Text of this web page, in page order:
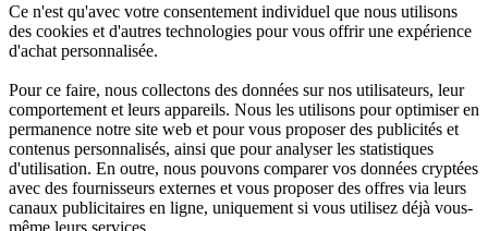
Ce n'est qu'avec votre consentement individuel que nous utilisons
des cookies et d'autres technologies pour vous offrir une expérience
d'achat personnalisée.
Pour ce faire, nous collectons des données sur nos utilisateurs, leur
comportement et leurs appareils. Nous les utilisons pour optimiser en
permanence notre site web et pour vous proposer des publicités et
contenus personnalisés, ainsi que pour analyser les statistiques
d'utilisation. En outre, nous pouvons comparer vos données cryptées
avec des fournisseurs externes et vous proposer des offres via leurs
canaux publicitaires en ligne, uniquement si vous utilisez déjà vous-
même leurs services.